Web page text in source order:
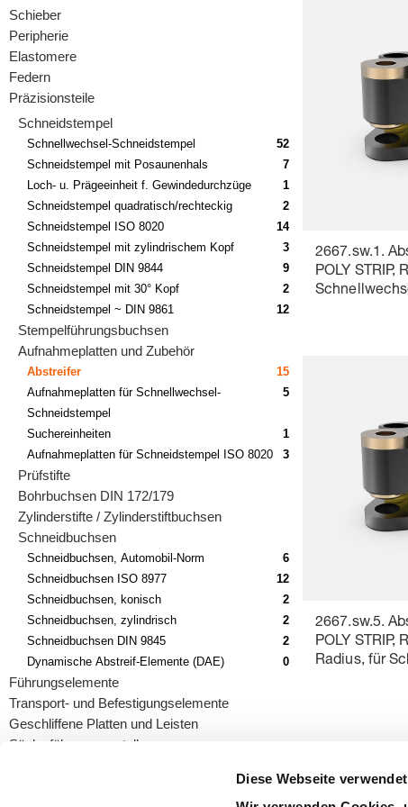
Diese Webseite
Schieber
Peripherie
Elastomere
Federn
Präzisionsteile
Schneidstempel
Schnellwechsel-Schneidstempel
52
Schneidstempel mit Posaunenhals
7
Loch- u. Prägeeinheit f. Gewindedurchzüge
1
Schneidstempel quadratisch/rechteckig
2
Schneidstempel ISO 8020
14
Schneidstempel mit zylindrischem Kopf
3
Schneidstempel DIN 9844
9
Schneidstempel mit 30° Kopf
2
Schneidstempel ~ DIN 9861
12
Stempelführungsbuchsen
Aufnahmeplatten und Zubehör
Abstreifer
15
Aufnahmeplatten für Schnellwechsel-
Schneidstempel
5
Suchereinheiten
1
Aufnahmeplatten für Schneidstempel ISO 8020
3
Prüfstifte
Bohrbuchsen DIN 172/179
Zylinderstifte / Zylinderstiftbuchsen
Schneidbuchsen
Schneidbuchsen, Automobil-Norm
6
Schneidbuchsen ISO 8977
12
Schneidbuchsen, konisch
2
Schneidbuchsen, zylindrisch
2
Schneidbuchsen DIN 9845
2
Dynamische Abstreif-Elemente (DAE)
0
Führungselemente
Transport- und Befestigungselemente
Geschliffene Platten und Leisten
Säulenführungsgestelle
2667.sw.1.
POLY STRIP,
2667.sw.5.
POLY STRIP,
Radius, für